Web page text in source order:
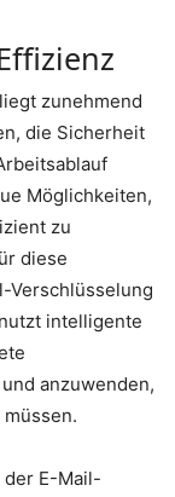
zunehmend
die Sicherheit
Möglichkeiten,
zu
diese
Verschlüsselung
intelligente
anzuwenden,
E-Mail-